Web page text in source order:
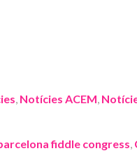
, Notícies ACEM,
fiddle congress,